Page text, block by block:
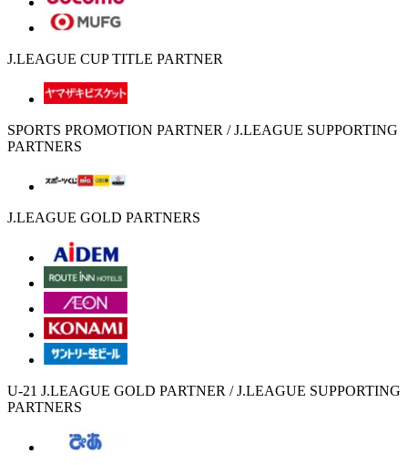
J.LEAGUE CUP TITLE PARTNER
SPORTS PROMOTION PARTNER / J.LEAGUE SUPPORTING
PARTNERS
J.LEAGUE GOLD PARTNERS
U-21 J.LEAGUE GOLD PARTNER / J.LEAGUE SUPPORTING
PARTNERS